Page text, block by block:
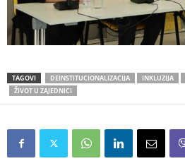
TAGOVI DEINSTITUCIONALIZACIJA INKLUZIJA
ŽIVOT U ZAJEDNICI